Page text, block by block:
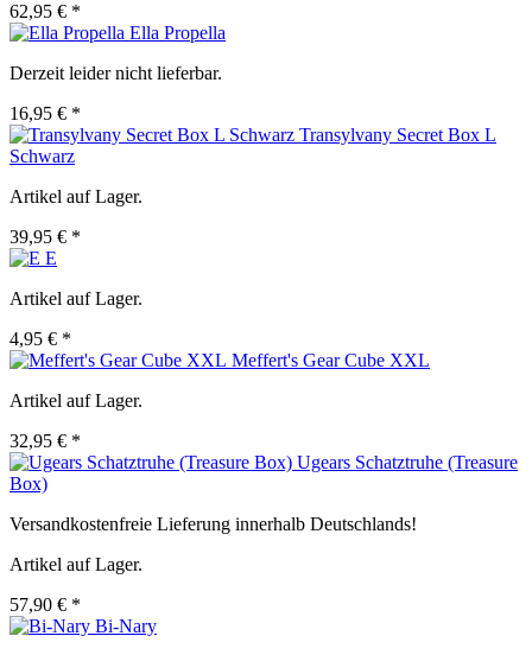
62,95 € *
Ella Propella
Derzeit leider nicht lieferbar.
16,95 € *
Transylvany Secret Box L
Schwarz
Artikel auf Lager.
39,95 € *
E
Artikel auf Lager.
4,95 € *
Meffert's Gear Cube XXL
Artikel auf Lager.
32,95 € *
Ugears Schatztruhe (Treasure
Box)
Versandkostenfreie Lieferung innerhalb Deutschlands!
Artikel auf Lager.
57,90 € *
Bi-Nary